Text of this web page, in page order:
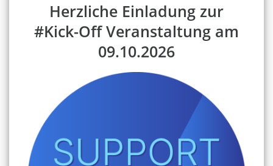
Herzliche Einladung zur
#Kick-Off Veranstaltung am
09.10.2026